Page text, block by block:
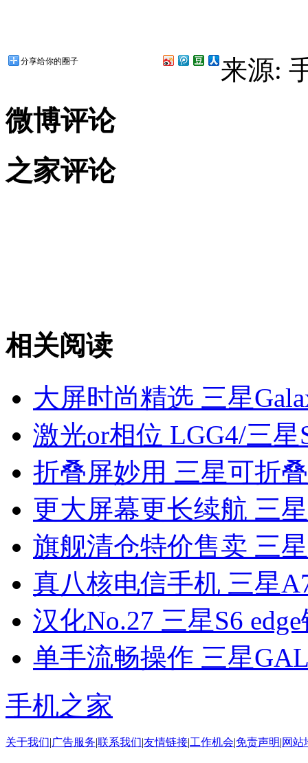
分享给你的圈子 来源:
微博评论
之家评论
相关阅读
大屏时尚精选 三星
激光or相位 LGG4/三
折叠屏妙用 三星可折
更大屏幕更长续航 三
旗舰清仓特价售卖 三
真八核电信手机 三星
汉化No.27 三星S6
单手流畅操作 三星
手机之家
关于我们|广告服务|联系我们|友情链接|工作机会|免责声明|网站